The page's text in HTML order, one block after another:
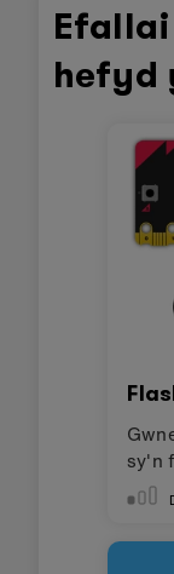
hefyd
sy'n